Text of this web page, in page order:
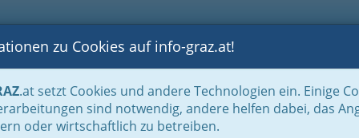
BLOGS FOTOS GASTRONOMIE BRANCHEN
zu Cookies auf info-graz.at!
.at setzt Cookies und andere Technologien ein. Einige
sind notwendig, andere helfen dabei, das
oder wirtschaftlich zu betreiben.
Handel in Graz Dinge des täglichen Lebens
Schuhhandel - Schuhe machen